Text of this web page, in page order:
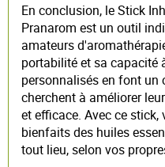
En conclusion, le Stick
Pranarom est un outil
amateurs
portabilité et sa capacité
personnalisés en font un
cherchent à améliorer
et efficace. Avec ce
bienfaits des huiles
tout lieu, selon vos